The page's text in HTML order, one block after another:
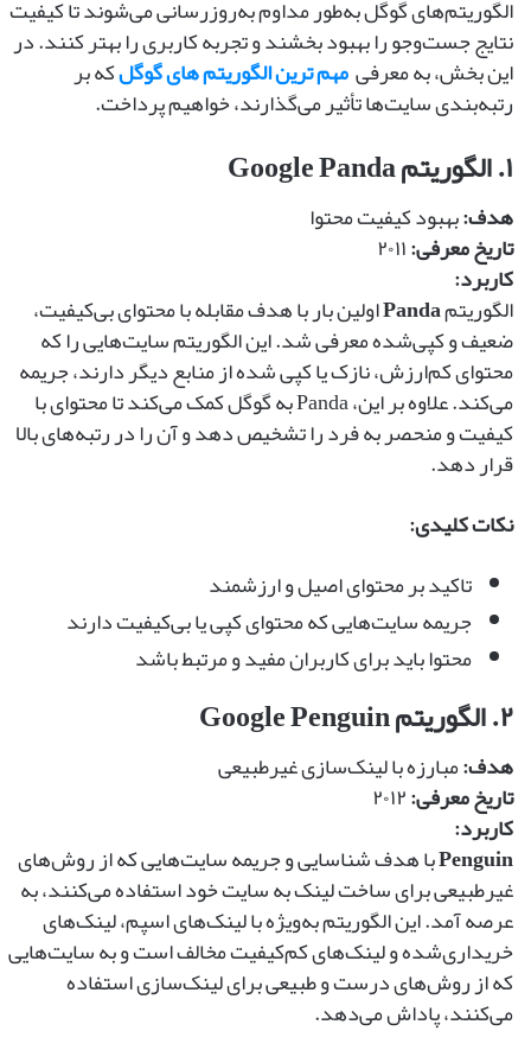
الگوریتم‌های گوگل به‌طور مداوم به‌روزرسانی می‌شوند تا کیفیت
نتایج جست‌وجو را بهبود بخشند و تجربه کاربری را بهتر کنند. در
این بخش، به معرفیمهم ترین الگوریتم های گوگلکه بر
رتبه‌بندی سایت‌ها تأثیر می‌گذارند، خواهیم پرداخت.
۱. الگوریتم Google Panda
هدف:بهبود کیفیت محتوا
تاریخ معرفی:
کاربرد:
الگوریتمPandaاولین بار با هدف مقابله با محتوای بی‌کیفیت،
ضعیف و کپی‌شده معرفی شد. این الگوریتم سایت‌هایی را که
محتوای کم‌ارزش، نازک یا کپی شده از منابع دیگر دارند، جریمه
می‌کند. علاوه بر این، Panda به گوگل کمک می‌کند تا محتوای با
کیفیت و منحصر به فرد را تشخیص دهد و آن را در رتبه‌های بالا
قرار دهد.
نکات کلیدی:
تاکید بر محتوای اصیل و ارزشمند
جریمه سایت‌هایی که محتوای کپی یا بی‌کیفیت دارند
محتوا باید برای کاربران مفید و مرتبط باشد
۲. الگوریتم Google Penguin
هدف:مبارزه با لینک‌سازی غیرطبیعی
تاریخ معرفی:
کاربرد:
Penguinبا هدف شناسایی و جریمه سایت‌هایی که از روش‌های
غیرطبیعی برای ساخت لینک به سایت خود استفاده می‌کنند، به
عرصه آمد. این الگوریتم به‌ویژه با لینک‌های اسپم، لینک‌های
خریداری‌شده و لینک‌های کم‌کیفیت مخالف است و به سایت‌هایی
که از روش‌های درست و طبیعی برای لینک‌سازی استفاده
می‌کنند، پاداش می‌دهد.